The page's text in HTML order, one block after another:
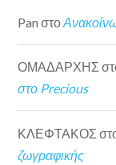
Pan στο
ΟΜΑΔΑΡΧΗΣ
στο Precious
ΚΛΕΦΤΑΚΟΣ
ζωγραφικής